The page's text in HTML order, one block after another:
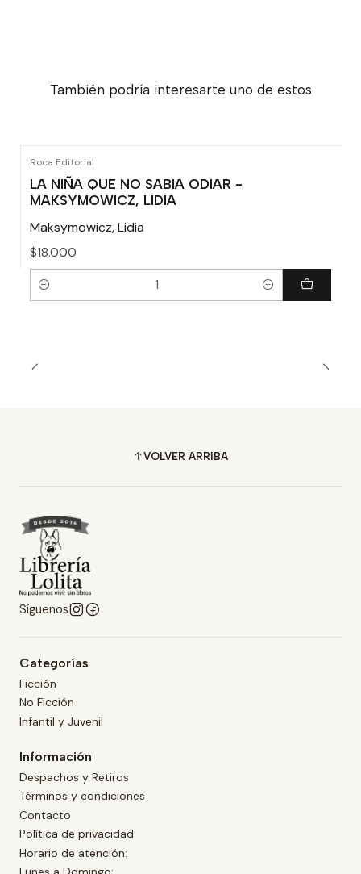
También podría interesarte uno de estos
Roca Editorial
LA NIÑA QUE NO SABIA ODIAR -
MAKSYMOWICZ, LIDIA
Maksymowicz, Lidia
$18.000
Cantidad
VOLVER ARRIBA
Síguenos
Categorías
Ficción
No Ficción
Infantil y Juvenil
Información
Despachos y Retiros
Términos y condiciones
Contacto
Política de privacidad
Horario de atención: